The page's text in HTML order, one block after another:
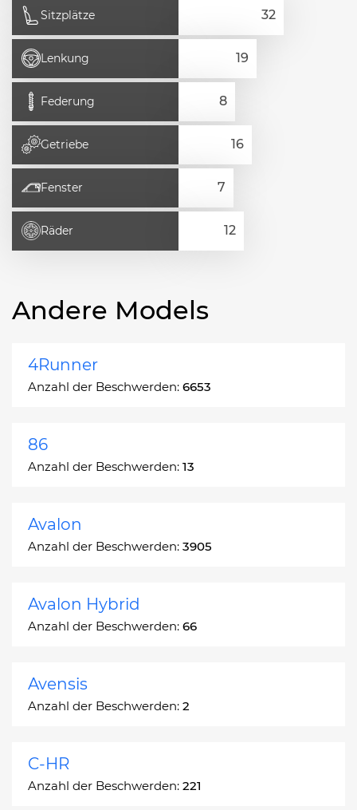
Sitzplätze
Lenkung
Federung
Getriebe
Fenster
Räder
Andere Models
4Runner
Anzahl der Beschwerden: 6653
86
Anzahl der Beschwerden: 13
Avalon
Anzahl der Beschwerden: 3905
Avalon Hybrid
Anzahl der Beschwerden: 66
Avensis
Anzahl der Beschwerden: 2
C-HR
Anzahl der Beschwerden: 221